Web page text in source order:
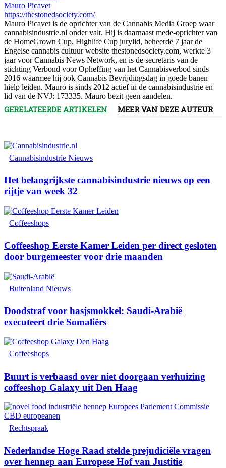
Mauro Picavet
https://thestonedsociety.com/
Mauro Picavet is de oprichter van de Cannabis Media Groep waar
cannabisindustrie.nl onder valt. Hij is daarnaast mede-oprichter van
de HomeGrown Cup, Highlife Cup jurylid, beheerde 7 jaar de
Engelse cannabis cultuur website thestonedsociety.com, werkte 3
jaar voor Cannabis News Network, en is de secretaris van de
stichting Verbond voor Opheffing van het Cannabisverbod sinds
2016 waarmee hij ook Cannabis Bevrijdingsdag in goede banen
hielp leiden. Mauro is sinds 2012 actief in de cannabisindustrie en
lid van de NVJ: 173335. Mauro bezit geen aandelen.
GERELATEERDE ARTIKELEN MEER VAN DEZE AUTEUR
Cannabisindustrie Nieuws
Het belangrijkste cannabisindustrie nieuws op een
rijtje van week 32
Coffeeshops
Coffeeshop Eerste Kamer Leiden per direct gesloten
door burgemeester voor drie maanden
Buitenland Nieuws
Doodstraf voor hasjsmokkel: Saudi-Arabië
executeert drie Somaliërs
Coffeeshops
Buurt is verbaasd over niet doorgaan verhuizing
coffeeshop Galaxy uit Den Haag
Rechtspraak
Nederlandse Hoge Raad stelde prejudiciële vragen
over hennep aan Europese Hof van Justitie